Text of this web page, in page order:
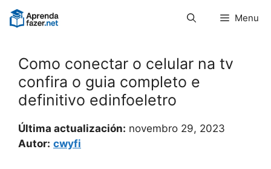
Pular
para
Menu
Como conectar o celular na tv
confira o guia completo e
definitivo edinfoeletro
Última actualización: novembro 29, 2023
Autor: cwyfi